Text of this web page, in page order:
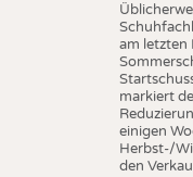
am letzten
markiert
einigen
Herbst-/
den